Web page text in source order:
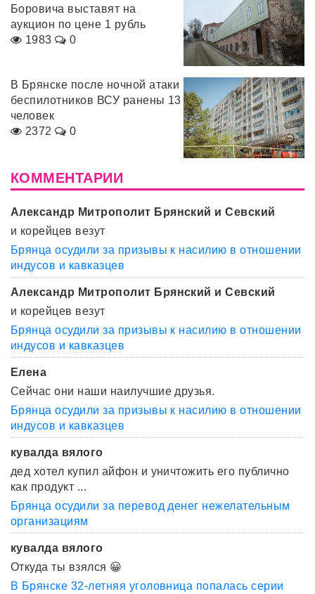
Боровича выставят на
аукцион по цене 1 рубль
1983
0
В Брянске после ночной атаки
беспилотников ВСУ ранены 13
человек
2372
0
КОММЕНТАРИИ
Александр Митрополит Брянский и Севский
и корейцев везут
Брянца осудили за призывы к насилию в отношении
индусов и кавказцев
Александр Митрополит Брянский и Севский
и корейцев везут
Брянца осудили за призывы к насилию в отношении
индусов и кавказцев
Елена
Сейчас они наши наилучшие друзья.
Брянца осудили за призывы к насилию в отношении
индусов и кавказцев
кувалда вялого
дед хотел купил айфон и уничтожить его публично
как продукт ...
Брянца осудили за перевод денег нежелательным
организациям
кувалда вялого
Откуда ты взялся 😀
В Брянске 32-летняя уголовница попалась серии